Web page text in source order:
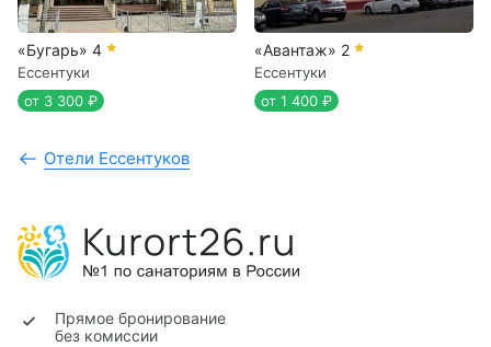
«Бугарь» 4
Ессентуки
от 3 300 ₽
«Авантаж» 2
Ессентуки
от 1 400 ₽
Отели Ессентуков
Прямое бронирование
без комиссии